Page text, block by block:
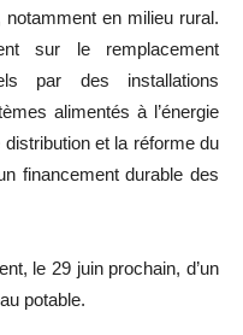
notamment en milieu rural.
sur le remplacement
par des installations
alimentés à l’énergie
et la réforme du
financement durable des
le 29 juin prochain, d’un
potable.